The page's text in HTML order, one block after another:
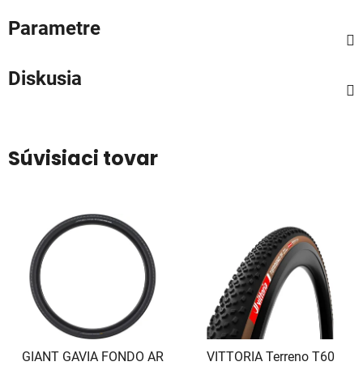
Parametre
Diskusia
Súvisiaci tovar
GIANT GAVIA FONDO AR
VITTORIA Terreno T60